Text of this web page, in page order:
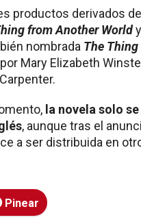
productos derivados de
from Another Worldy
nombrada The Thing
Mary Elizabeth
la novela solo
, aunque tras el
a ser distribuida en
Pinear